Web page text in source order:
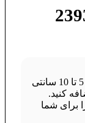
برای اندازه گیری و نصب بهتر، بین 5 تا 10 سانتی
کنید.
برای شما